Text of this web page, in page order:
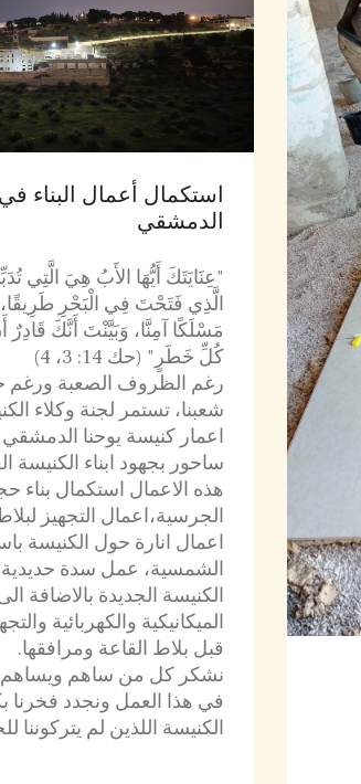
استكمال أعمال البناء
الدمشقي
"عِنَايَتَكَ أَيُّهَا الأَبُ هِيَ الَّتِي
الَّذِي فَتَحْتَ فِي الْبَحْرِ
مَسْلَكًا آمِنَّا، وَبَيَّنْتَ أَنَّكَ
كُلِّ خَطَرٍ" (حك 14: 3، 4)
رغم الظروف الصعبة ورغم
شعبنا، تستمر لجنة وكلاء
اعمار كنيسة يوحنا
ساحور بجهود ابناء الكنيسة
هذه الاعمال استكمال بناء
الجرسية،اعمال التجهيز
اعمال انارة حول الكنيسة
الشمسية، عمل سدة حديدية
الكنيسة الجديدة بالاضافة
الميكانيكية والكهربائية
قبل بلاط القاعة ومرافقها.
نشكر كل من ساهم
في هذا العمل ونجدد فخرنا
الكنيسة اللذين لم يتركوننا